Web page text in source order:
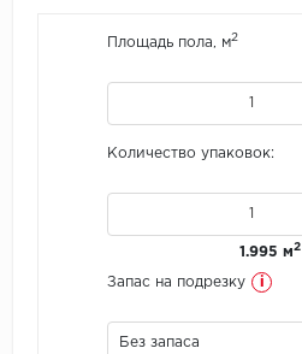
Площадь пола, м2
Количество упаковок:
1.995 м2
Запас на подрезку i
Без запаса